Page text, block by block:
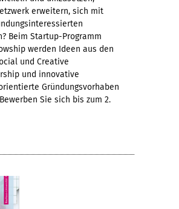
erweitern, sich mit
Beim Startup-Programm
werden Ideen aus den
und Creative
und innovative
Gründungsvorhaben
Sie sich bis zum 2.